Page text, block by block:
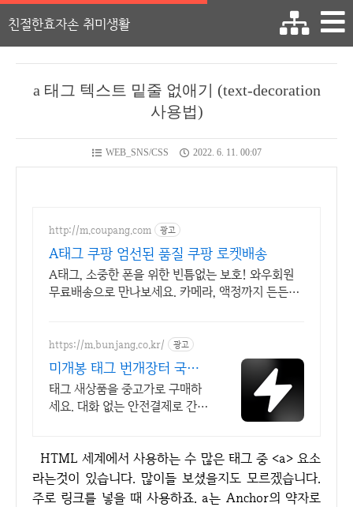
친절한효자손 취미생활
a 태그 텍스트 밑줄 없애기 (text-decoration
사용법)
WEB_SNS/CSS 2022. 6. 11. 00:07
http://m.coupang.com 광고
A태그 쿠팡 엄선된 품질 쿠팡 로켓배송
A태그, 소중한 폰을 위한 빈틈없는 보호! 와우회원
무료배송으로 만나보세요. 카메라, 액정까지 든든하
https://m.bunjang.co.kr/ 광고
미개봉 태그 번개장터 국내
최대 브랜드 중고거래
태그 새상품을 중고가로 구매하
세요. 대화 없는 안전결제로 간편
상의 신규 상품 업로드
HTML 세계에서 사용하는 수 많은 태그 중 <a> 요소
라는것이 있습니다. 많이들 보셨을지도 모르겠습니다.
주로 링크를 넣을 때 사용하죠. a는 Anchor의 약자로